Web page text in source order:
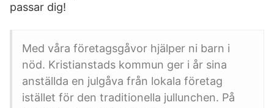
passar dig!
Med våra företagsgåvor hjälper ni barn i
nöd. Kristianstads kommun ger i år sina
anställda en julgåva från lokala företag
istället för den traditionella jullunchen. På